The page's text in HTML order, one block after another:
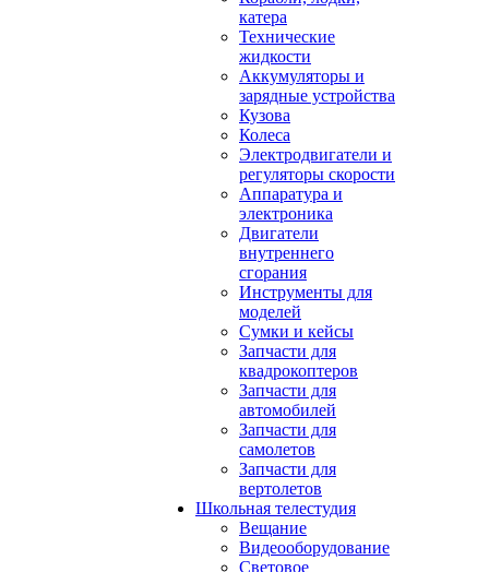
катера
Технические
жидкости
Аккумуляторы и
зарядные устройства
Кузова
Колеса
Электродвигатели и
регуляторы скорости
Аппаратура и
электроника
Двигатели
внутреннего
сгорания
Инструменты для
моделей
Сумки и кейсы
Запчасти для
квадрокоптеров
Запчасти для
автомобилей
Запчасти для
самолетов
Запчасти для
вертолетов
Школьная телестудия
Вещание
Видеооборудование
Световое